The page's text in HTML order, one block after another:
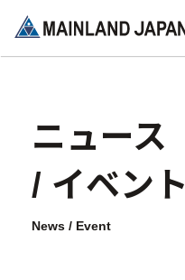
企業情報
- 企業理念
ニュース
/ イベント
News / Event